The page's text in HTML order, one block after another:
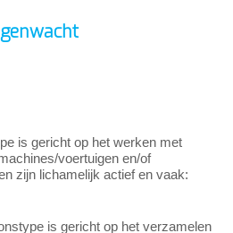
is gericht op het werken met
voertuigen en/of
zijn lichamelijk actief en vaak:
is gericht op het verzamelen